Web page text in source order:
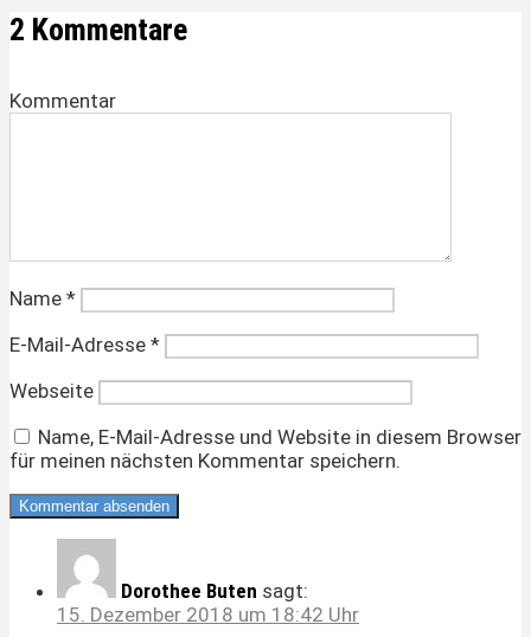
2 Kommentare
Kommentar
Name *
E-Mail-Adresse *
Webseite
Name, E-Mail-Adresse und Website in diesem Browser
für meinen nächsten Kommentar speichern.
Dorothee Buten sagt:
15. Dezember 2018 um 18:42 Uhr